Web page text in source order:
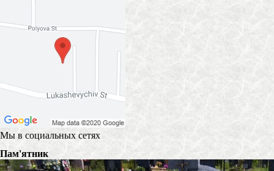
Мы в социальных сетях
Пам'ятник